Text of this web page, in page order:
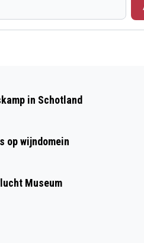
in Schotland
op wijndomein
Museum